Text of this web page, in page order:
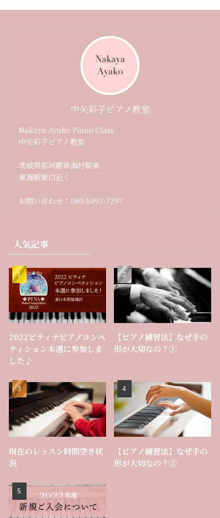
中矢彩子ピアノ教室
Nakaya Ayako Piano Class
中矢彩子ピアノ教室
茨城県那珂郡東海村駅東
東海駅東口近く
お問い合わせ：080-5497-7297
人気記事
2022ピティナピアノコンペ
ティション本選に参加しま
した♪
【ピアノ練習法】なぜ手の
形が大切なの？①
現在のレッスン時間空き状
況
【ピアノ練習法】なぜ手の
形が大切なの？②